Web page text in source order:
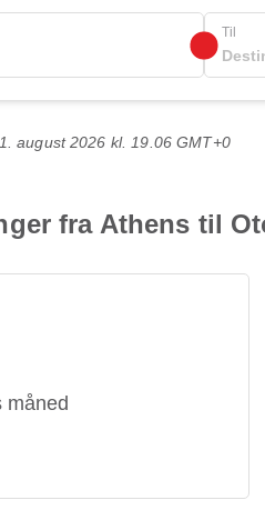
Til
1. august 2026 kl. 19.06 GMT+0
fra Athens til
måned